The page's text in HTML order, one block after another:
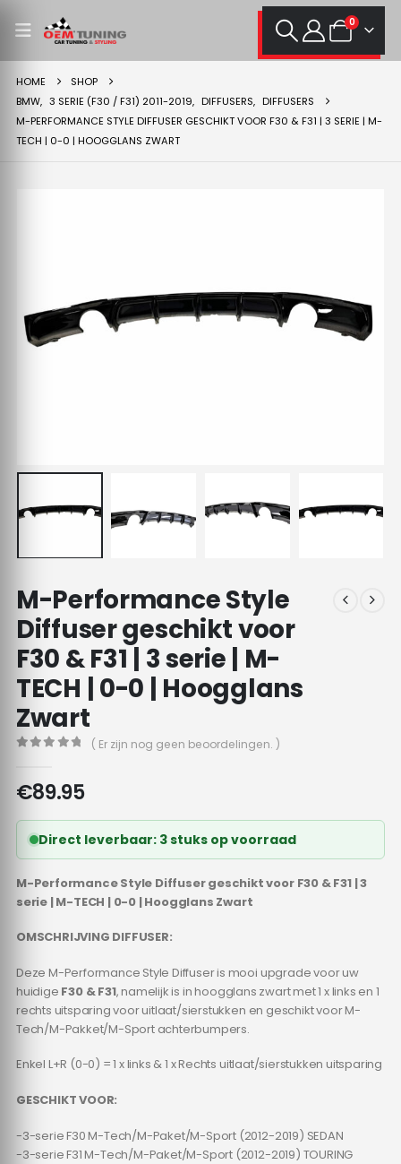
0
HOME
SHOP
BMW, 3 SERIE (F30 / F31) 2011-2019, DIFFUSERS, DIFFUSERS
M-PERFORMANCE STYLE DIFFUSER GESCHIKT VOOR F30 & F31 | 3 SERIE | M-
TECH | 0-0 | HOOGGLANS ZWART
M-Performance Style
Diffuser geschikt voor
F30 & F31 | 3 serie | M-
TECH | 0-0 | Hoogglans
Zwart
( Er zijn nog geen beoordelingen. )
€89.95
Direct leverbaar: 3 stuks op voorraad
M-Performance Style Diffuser geschikt voor F30 & F31 | 3
serie | M-TECH | 0-0 | Hoogglans Zwart
OMSCHRIJVING DIFFUSER:
Deze M-Performance Style Diffuser is mooi upgrade voor uw
huidige F30 & F31, namelijk is in hoogglans zwart met 1 x links en 1
rechts uitsparing voor uitlaat/sierstukken en geschikt voor M-
Tech/M-Pakket/M-Sport achterbumpers.
Enkel L+R (0-0) = 1 x links & 1 x Rechts uitlaat/sierstukken uitsparing
GESCHIKT VOOR:
-3-serie F30 M-Tech/M-Paket/M-Sport (2012-2019) SEDAN
-3-serie F31 M-Tech/M-Paket/M-Sport (2012-2019) TOURING